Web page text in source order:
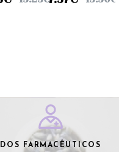
DOS FARMACÊUTICOS